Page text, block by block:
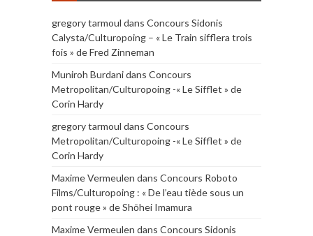
gregory tarmoul dans Concours Sidonis
Calysta/Culturopoing – « Le Train sifflera trois
fois » de Fred Zinneman
Muniroh Burdanidans Concours
Metropolitan/Culturopoing -« Le Sifflet » de
Corin Hardy
gregory tarmoul dans Concours
Metropolitan/Culturopoing -« Le Sifflet » de
Corin Hardy
Maxime Vermeulen dans Concours Roboto
Films/Culturopoing : « De l’eau tiède sous un
pont rouge » de Shōhei Imamura
Maxime Vermeulen dans Concours Sidonis